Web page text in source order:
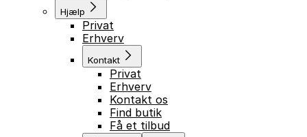
Hjælp
Privat
Erhverv
Kontakt
Privat
Erhverv
Kontakt os
Find butik
Få et tilbud